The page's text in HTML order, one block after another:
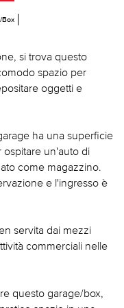
Box
si trova questo
spazio per
oggetti e
ha una superficie
ospitare un'auto di
come magazzino.
e l'ingresso è
servita dai mezzi
commerciali nelle
questo garage/box,